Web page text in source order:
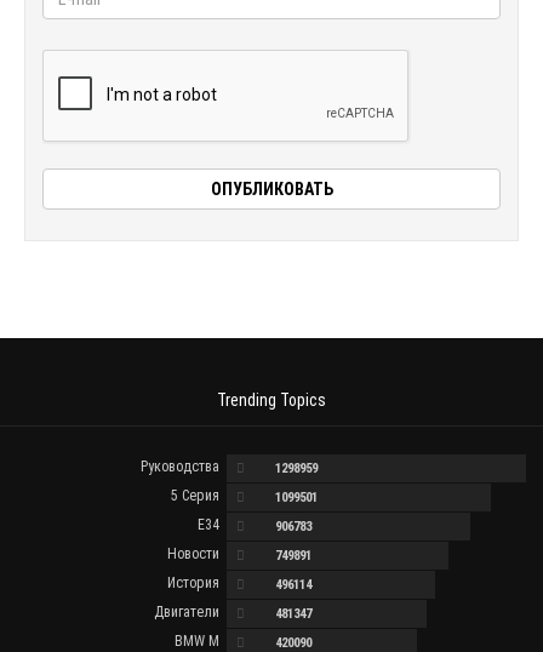
Trending Topics
Руководства 1298959
5 Серия 1099501
E34 906783
Новости 749891
История 496114
Двигатели 481347
BMW M 420090